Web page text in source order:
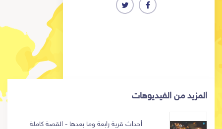
المزيد من الفيديوهات
أحداث قرية رابعة وما بعدها - القصة كاملة